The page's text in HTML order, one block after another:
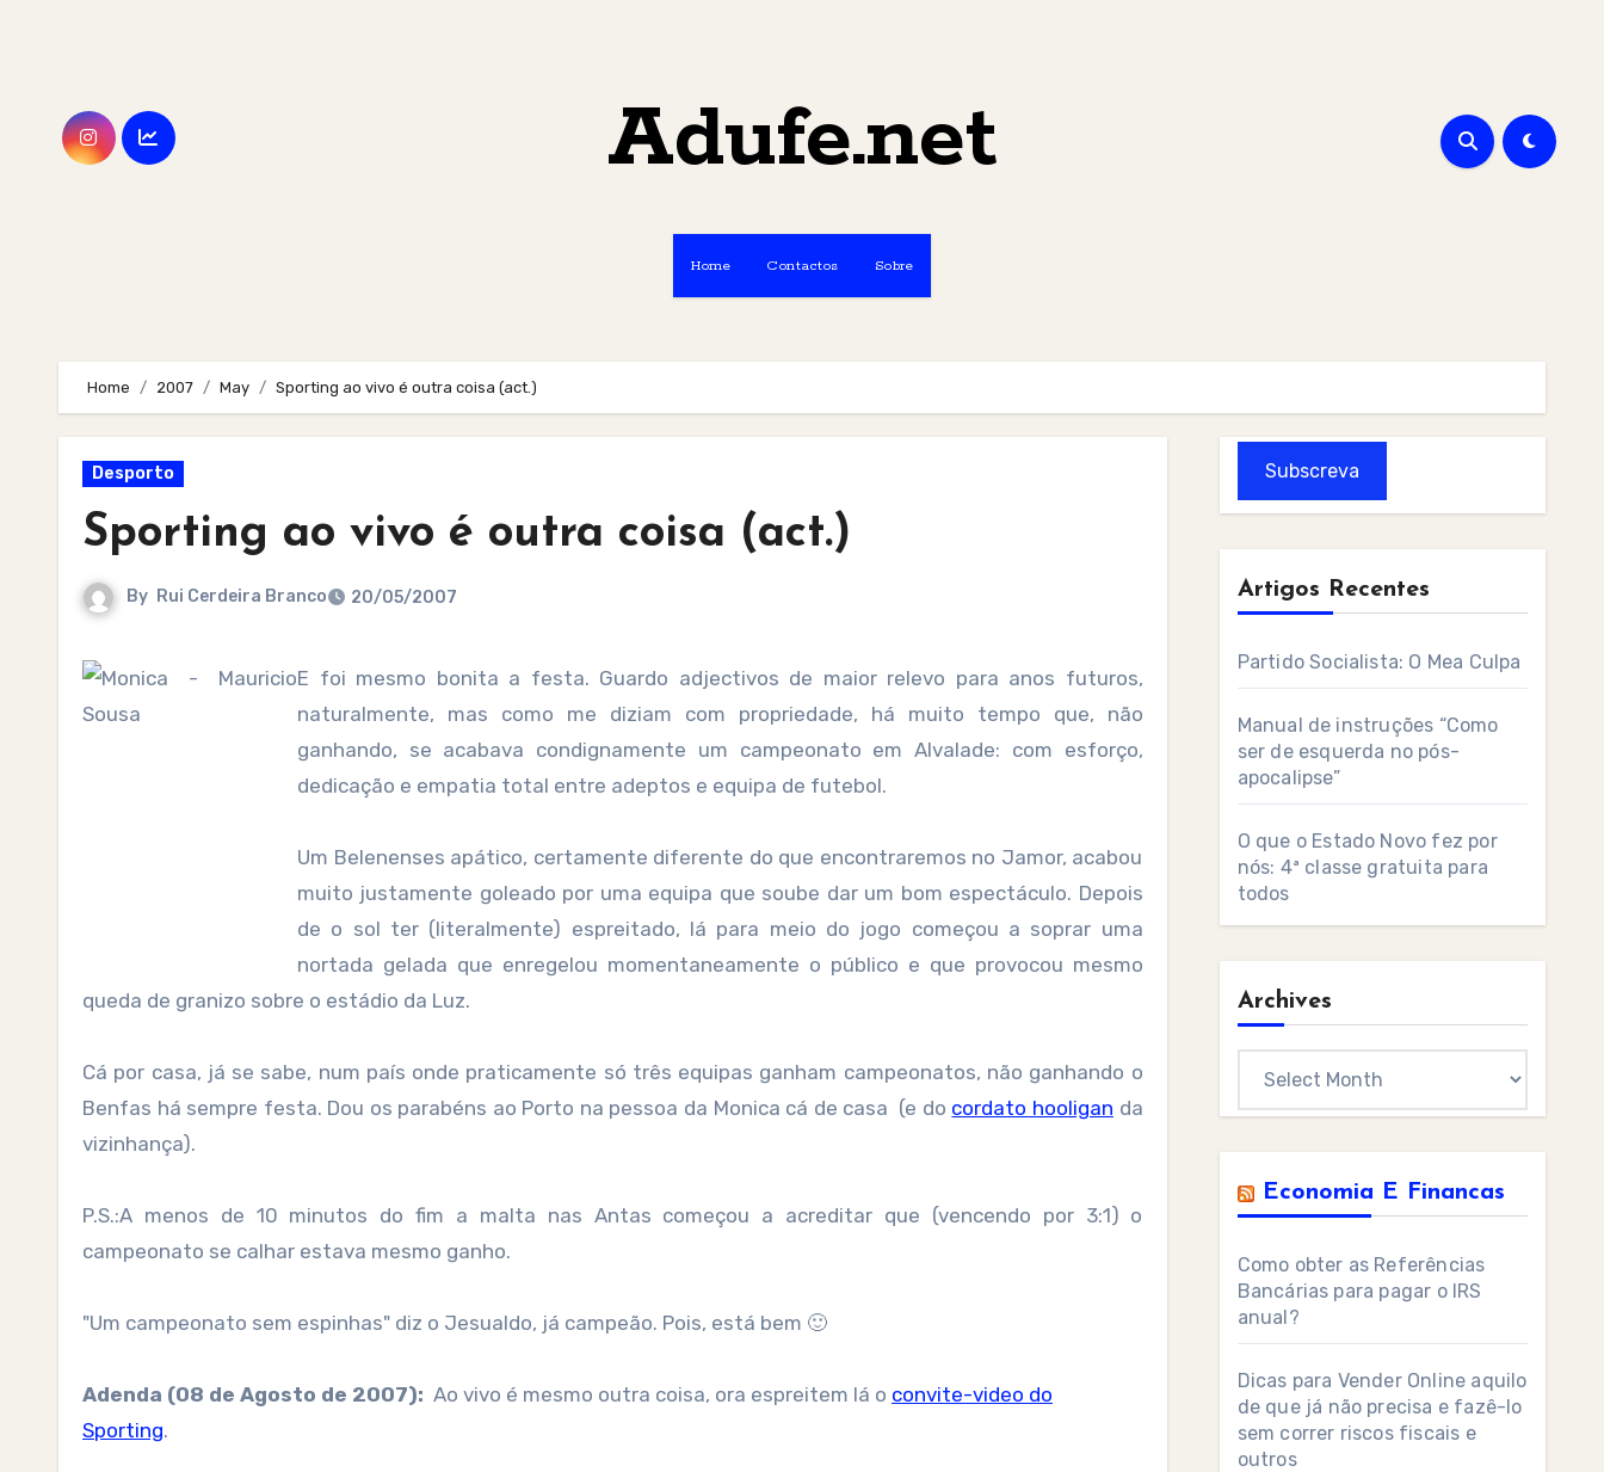
Adufe.net
Home Contactos Sobre
Home 2007 May Sporting ao vivo é outra coisa (act.)
Desporto
Sporting ao vivo é outra coisa (act.)
By Rui Cerdeira Branco 20/05/2007
E foi mesmo bonita a festa. Guardo adjectivos de maior relevo para anos futuros,
naturalmente, mas como me diziam com propriedade, há muito tempo que, não
ganhando, se acabava condignamente um campeonato em Alvalade: com esforço,
dedicação e empatia total entre adeptos e equipa de futebol.
Um Belenenses apático, certamente diferente do que encontraremos no Jamor, acabou
muito justamente goleado por uma equipa que soube dar um bom espectáculo. Depois
de o sol ter (literalmente) espreitado, lá para meio do jogo começou a soprar uma
nortada gelada que enregelou momentaneamente o público e que provocou mesmo
queda de granizo sobre o estádio da Luz.
Cá por casa, já se sabe, num país onde praticamente só três equipas ganham campeonatos, não ganhando o
Benfas há sempre festa. Dou os parabéns ao Porto na pessoa da Monica cá de casa (e do cordato hooligan da
vizinhança).
P.S.:A menos de 10 minutos do fim a malta nas Antas começou a acreditar que (vencendo por 3:1) o
campeonato se calhar estava mesmo ganho.
"Um campeonato sem espinhas" diz o Jesualdo, já campeão. Pois, está bem 🙂
Adenda (08 de Agosto de 2007): Ao vivo é mesmo outra coisa, ora espreitem lá o convite-video do
Sporting.
Subscreva
Artigos Recentes
Partido Socialista: O Mea Culpa
Manual de instruções “Como
ser de esquerda no pós-
apocalipse”
O que o Estado Novo fez por
nós: 4ª classe gratuita para
todos
Archives
Economia E Financas
Como obter as Referências
Bancárias para pagar o IRS
anual?
Dicas para Vender Online aquilo
de que já não precisa e fazê-lo
sem correr riscos fiscais e
outros